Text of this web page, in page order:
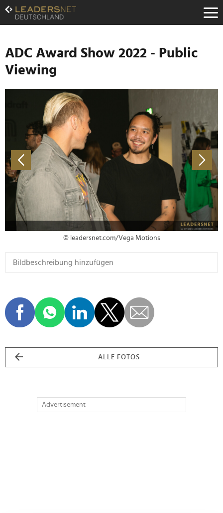
Zum
Inhalt
Zur
Navigation
Zur
Hauptnavigation
ADC Award Show 2022 - Public
Viewing
© leadersnet.com/Vega Motions
ALLE FOTOS
Advertisement